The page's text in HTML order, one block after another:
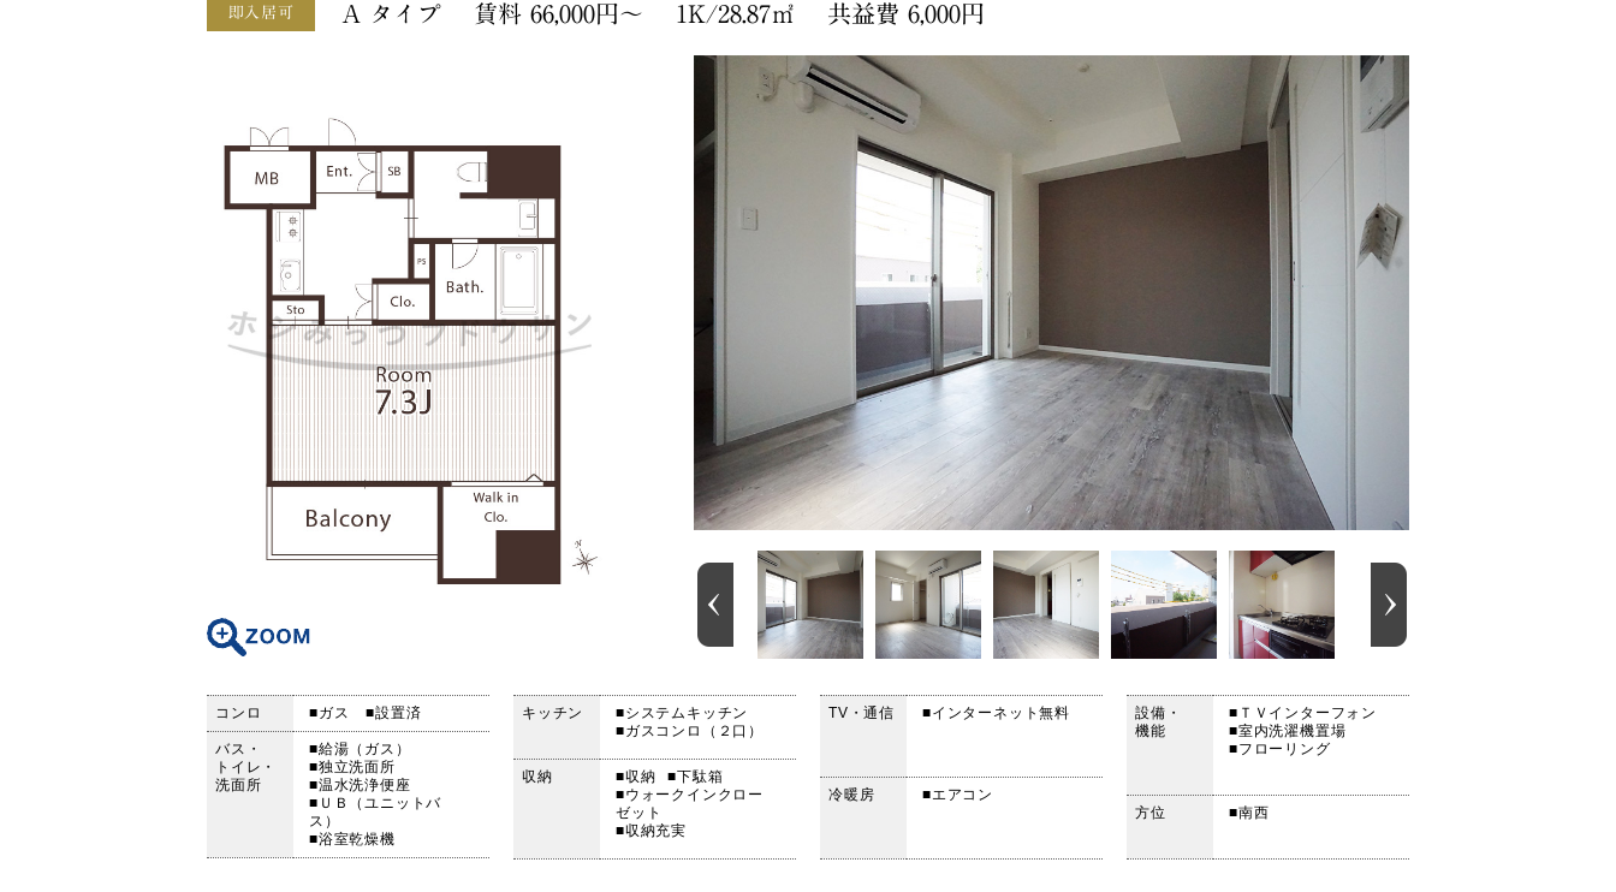
即入居可 A タイプ 賃料 66,000円〜 1K/28.87㎡ 共益費 6,000円
コンロ ■ガス ■設置済
バス・
トイレ・
洗面所
■給湯（ガス）
■独立洗面所
■温水洗浄便座
■ＵＢ（ユニットバ
ス）
■浴室乾燥機
キッチン
■システムキッチン
■ガスコンロ（２口）
収納 ■収納
■下駄箱
■ウォークインクロー
ゼット
■収納充実
TV・通信 ■インターネット無料
冷暖房 ■エアコン
設備・
機能
■ＴＶインターフォン
■室内洗濯機置場
■フローリング
方位 ■南西